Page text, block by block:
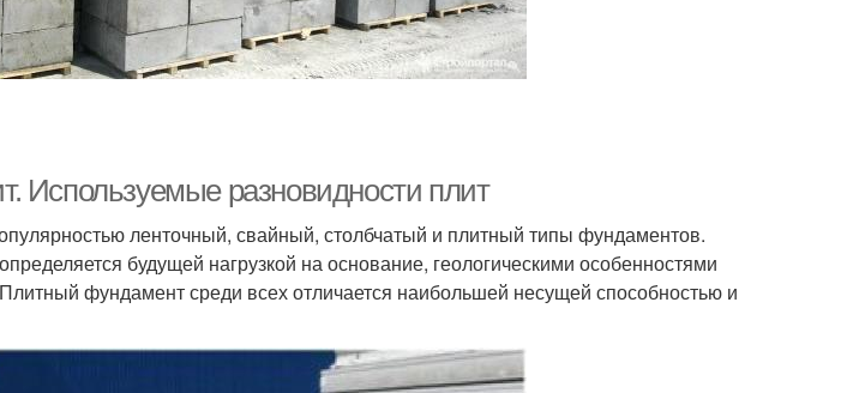
Используемые разновидности плит
ленточный, свайный, столбчатый и плитный типы фундаментов.
будущей нагрузкой на основание, геологическими особенностями
Плитный фундамент среди всех отличается наибольшей несущей способностью и